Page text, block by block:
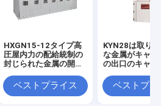
HXGN15-12タイプ高
圧屋内力の配給統制の
封じられた金属の開閉
ベストプライス
KYN28は取り
な金属がキャビ
の出口のキャビ
付けた高圧開閉
中間取付けた
ベストプラ